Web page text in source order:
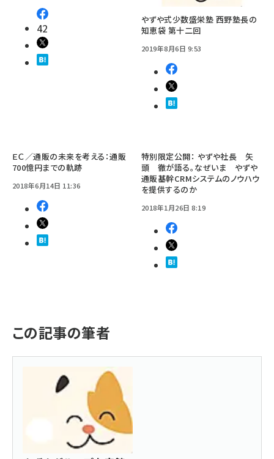
42
やずや式少数盛栄塾 西野塾長の
知恵袋 第十二回
2019年8月6日 9:53
ＥＣ／通販の未来を考える：通販
700憶円までの軌跡
2018年6月14日 11:36
特別限定公開： やずや社長 矢
頭 徹が語る。なぜいま やずや
通販基幹CRMシステムのノウハウ
を提供するのか
2018年1月26日 8:19
この記事の筆者